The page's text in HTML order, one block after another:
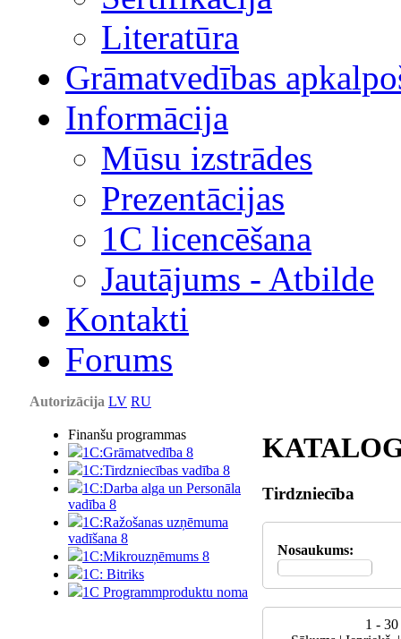
Literatūra
Grāmatvedības
Informācija
Mūsu izstrādes
Prezentācijas
1С licencēšana
Jautājums - Atbilde
Kontakti
Forums
Autorizācija LV RU
Finanšu programmas
1C:Grāmatvedība 8
1C:Tirdzniecības vadība 8
1C:Darba alga un Personāla
vadība 8
1C:Ražošanas uzņēmuma
vadīšana 8
1С:Мikrouzņēmums 8
1C: Bitriks
1C Programmproduktu noma
Tirdzniecība
Nosaukums:
1 -